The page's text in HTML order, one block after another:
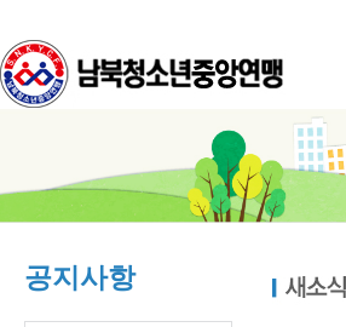
공지사항